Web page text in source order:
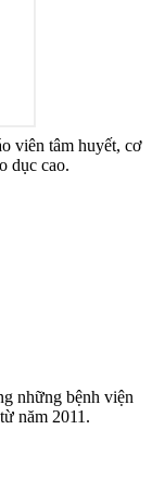
viên tâm huyết, cơ
dục cao.
những bệnh viện
năm 2011.